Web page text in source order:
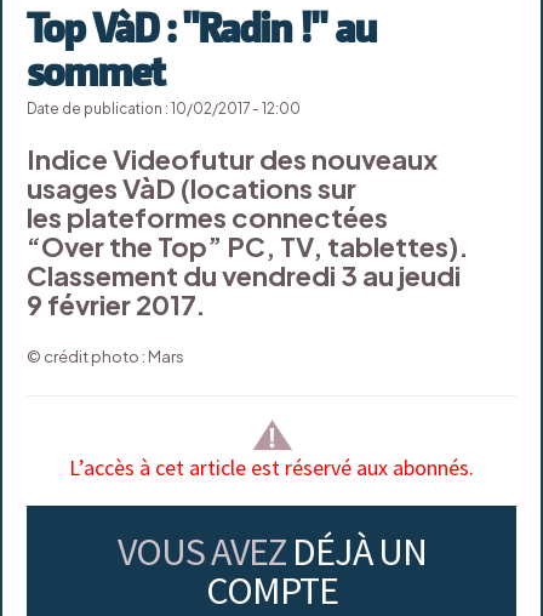
Top VàD : "Radin !" au
sommet
Date de publication : 10/02/2017 - 12:00
Indice Videofutur des nouveaux
usages VàD (locations sur
les plateformes connectées
“Over the Top” PC, TV, tablettes).
Classement du vendredi 3 au jeudi
9 février 2017.
© crédit photo : Mars
L’accès à cet article est réservé aux abonnés.
VOUS AVEZ DÉJÀ UN
COMPTE